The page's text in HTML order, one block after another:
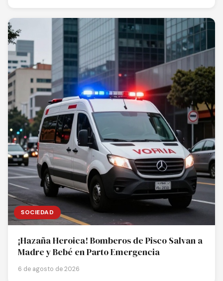
SOCIEDAD
¡Hazaña Heroica! Bomberos de Pisco Salvan a
Madre y Bebé en Parto Emergencia
6 de agosto de 2026